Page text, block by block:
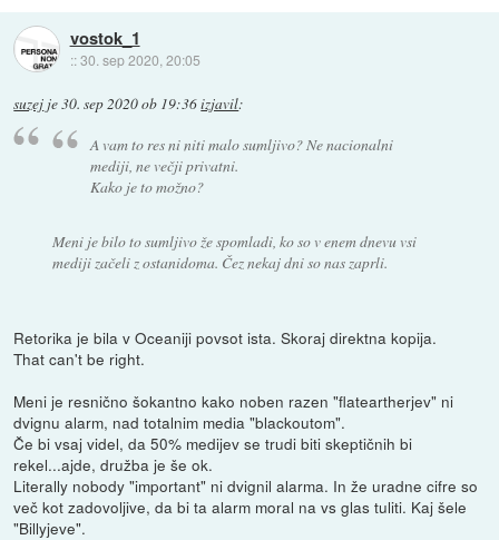
vostok_1
::30. sep 2020, 20:05
suzej je30. sep 2020 ob 19:36izjavil:
A vam to res ni niti malo sumljivo? Ne nacionalni
mediji, ne večji privatni.
Kako je to možno?
Meni je bilo to sumljivo že spomladi, ko so v enem dnevu vsi
mediji začeli z ostanidoma. Čez nekaj dni so nas zaprli.
Retorika je bila v Oceaniji povsot ista. Skoraj direktna kopija.
That can't be right.
Meni je resnično šokantno kako noben razen "flateartherjev" ni
dvignu alarm, nad totalnim media "blackoutom".
Če bi vsaj videl, da 50% medijev se trudi biti skeptičnih bi
rekel...ajde, družba je še ok.
Literally nobody "important" ni dvignil alarma. In že uradne cifre so
več kot zadovoljive, da bi ta alarm moral na vs glas tuliti. Kaj šele
"Billyjeve".